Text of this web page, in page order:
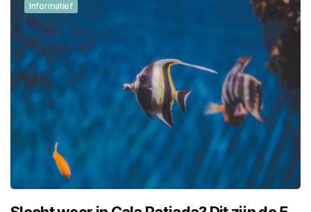
Informatief